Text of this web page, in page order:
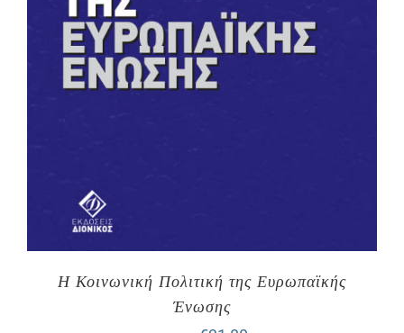
Η Κοινωνική Πολιτική της Ευρωπαϊκής
Ένωσης